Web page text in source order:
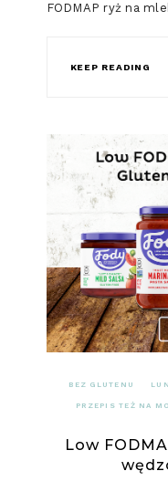
FODMAP ryż na
KEEP READING
BEZ GLUTENU
PRZEPIS TEŻ NA
Low